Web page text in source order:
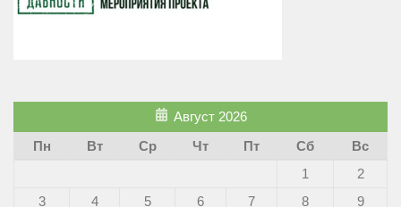
Август 2026
Пн
Вт Ср Чт Пт Сб
Вс
1
2
3
4 5 6 7 8 9